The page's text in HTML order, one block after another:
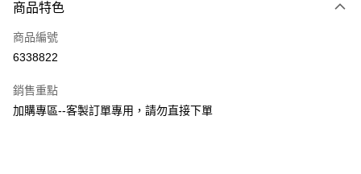
信用卡一次付款
超商取貨付款
Apple Pay
商品特色
商品編號
6338822
銷售重點
加購專區--客製訂單專用，請勿直接下單